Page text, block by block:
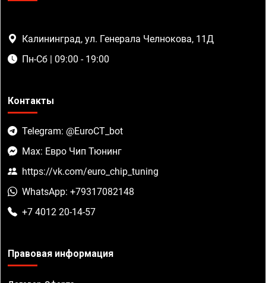
Калининград, ул. Генерала Челнокова, 11Д
Пн-Сб | 09:00 - 19:00
Контакты
Telegram: @EuroCT_bot
Max: Евро Чип Тюнинг
https://vk.com/euro_chip_tuning
WhatsApp: +79317082148
+7 4012 20-14-57
Правовая информация